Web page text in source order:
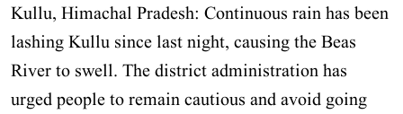
Kullu, Himachal Pradesh: Continuous rain has been
lashing Kullu since last night, causing the Beas
River to swell. The district administration has
urged people to remain cautious and avoid going